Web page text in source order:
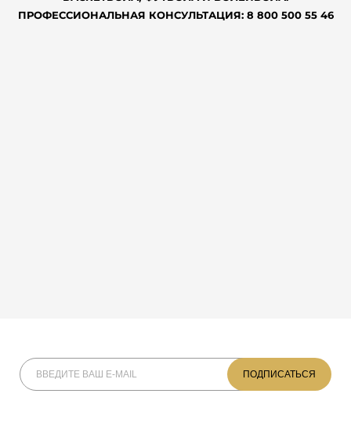
ПРОФЕССИОНАЛЬНАЯ КОНСУЛЬТАЦИЯ: 8 800 500 55 46